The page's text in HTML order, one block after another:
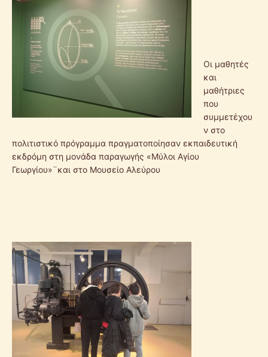
Οι μαθητές
και
μαθήτριες
που
συμμετέχου
ν στο
πολιτιστικό πρόγραμμα πραγματοποίησαν εκπαιδευτική
εκδρόμη στη μονάδα παραγωγής «Μύλοι Αγίου
Γεωργίου»¨και στο Μουσείο Αλεύρου